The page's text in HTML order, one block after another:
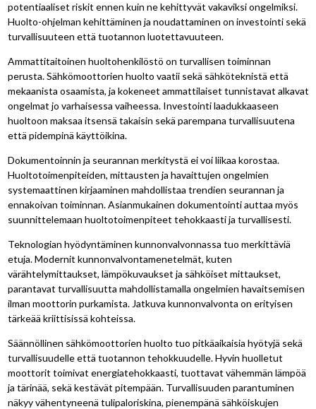
potentiaaliset riskit ennen kuin ne kehittyvät vakaviksi ongelmiksi.
Huolto-ohjelman kehittäminen ja noudattaminen on investointi sekä
turvallisuuteen että tuotannon luotettavuuteen.
Ammattitaitoinen huoltohenkilöstö on turvallisen toiminnan
perusta. Sähkömoottorien huolto vaatii sekä sähköteknistä että
mekaanista osaamista, ja kokeneet ammattilaiset tunnistavat alkavat
ongelmat jo varhaisessa vaiheessa. Investointi laadukkaaseen
huoltoon maksaa itsensä takaisin sekä parempana turvallisuutena
että pidempinä käyttöikina.
Dokumentoinnin ja seurannan merkitystä ei voi liikaa korostaa.
Huoltotoimenpiteiden, mittausten ja havaittujen ongelmien
systemaattinen kirjaaminen mahdollistaa trendien seurannan ja
ennakoivan toiminnan. Asianmukainen dokumentointi auttaa myös
suunnittelemaan huoltotoimenpiteet tehokkaasti ja turvallisesti.
Teknologian hyödyntäminen kunnonvalvonnassa tuo merkittäviä
etuja. Modernit kunnonvalvontamenetelmät, kuten
värähtelymittaukset, lämpökuvaukset ja sähköiset mittaukset,
parantavat turvallisuutta mahdollistamalla ongelmien havaitsemisen
ilman moottorin purkamista. Jatkuva kunnonvalvonta on erityisen
tärkeää kriittisissä kohteissa.
Säännöllinen sähkömoottorien huolto tuo pitkäaikaisia hyötyjä sekä
turvallisuudelle että tuotannon tehokkuudelle. Hyvin huolletut
moottorit toimivat energiatehokkaasti, tuottavat vähemmän lämpöä
ja tärinää, sekä kestävät pitempään. Turvallisuuden parantuminen
näkyy vähentyneenä tulipaloriskina, pienempänä sähköiskujen